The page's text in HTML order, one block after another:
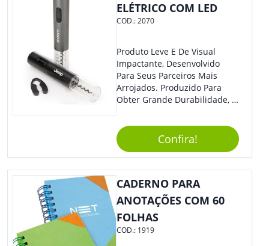
ELÉTRICO COM LED
COD.:2070
Produto Leve E De Visual
Impactante, Desenvolvido
Para Seus Parceiros Mais
Arrojados. Produzido Para
Obter Grande Durabilidade, É
Sua Marca De Forma Estilosa,
Agregando Valor Para Sua
Empresa Em Eventos.
Confira!
CADERNO PARA
ANOTAÇÕES COM 60
FOLHAS
COD.: 1919